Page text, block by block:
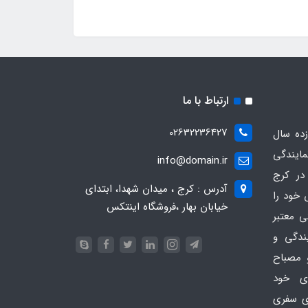
سال
کرج
خود را
معتبر
و
مصباح
خود
سفری
ارتباط با ما
02632236427
info@domain.ir
آدرس : کرج ، میدان شهدا، ابتدای
خیابان بهار ،فروشگاه اینتکس